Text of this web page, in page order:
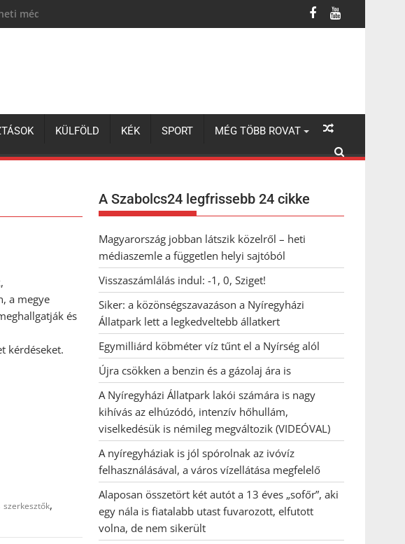
KÜLFÖLD KÉK SPORT MÉG TÖBB ROVAT
a megye
és
kérdéseket.
szerkesztők,
A Szabolcs24 legfrissebb 24 cikke
Magyarország jobban látszik közelről – heti
médiaszemle a független helyi sajtóból
Visszaszámlálás indul: -1, 0, Sziget!
Siker: a közönségszavazáson a Nyíregyházi
Állatpark lett a legkedveltebb állatkert
Egymilliárd köbméter víz tűnt el a Nyírség alól
Újra csökken a benzin és a gázolaj ára is
A Nyíregyházi Állatpark lakói számára is nagy
kihívás az elhúzódó, intenzív hőhullám,
viselkedésük is némileg megváltozik (VIDEÓVAL)
A nyíregyháziak is jól spórolnak az ivóvíz
felhasználásával, a város vízellátása megfelelő
Alaposan összetört két autót a 13 éves „sofőr”, aki
egy nála is fiatalabb utast fuvarozott, elfutott
volna, de nem sikerült